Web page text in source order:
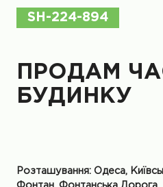
SH-224-894
ПРОДАМ
БУДИНКУ
Розташування: Одеса,